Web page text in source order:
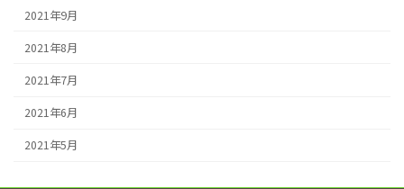
2021年9月
2021年8月
2021年7月
2021年6月
2021年5月